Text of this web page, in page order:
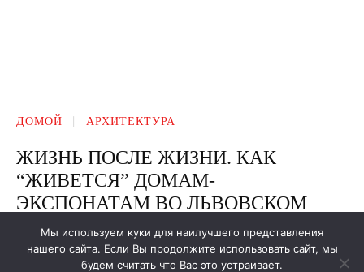
Мы используем куки для наилучшего представления
нашего сайта. Если Вы продолжите использовать сайт, мы
будем считать что Вас это устраивает.